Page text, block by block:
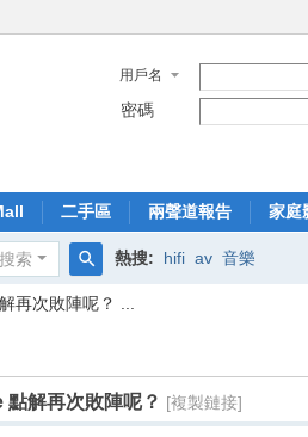
用戶名
密碼
二手區 兩聲道報告
家庭
搜索
搜
熱搜: hifi av 音樂
再次敗陣呢？ ...
解再次敗陣呢？ [複製鏈接]